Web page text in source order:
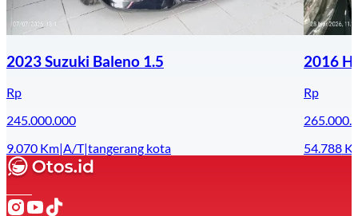
2023 Suzuki Baleno 1.5
Rp
245.000.000
9.070 Km|A/T|tangerang kota
2016
Rp
54.788